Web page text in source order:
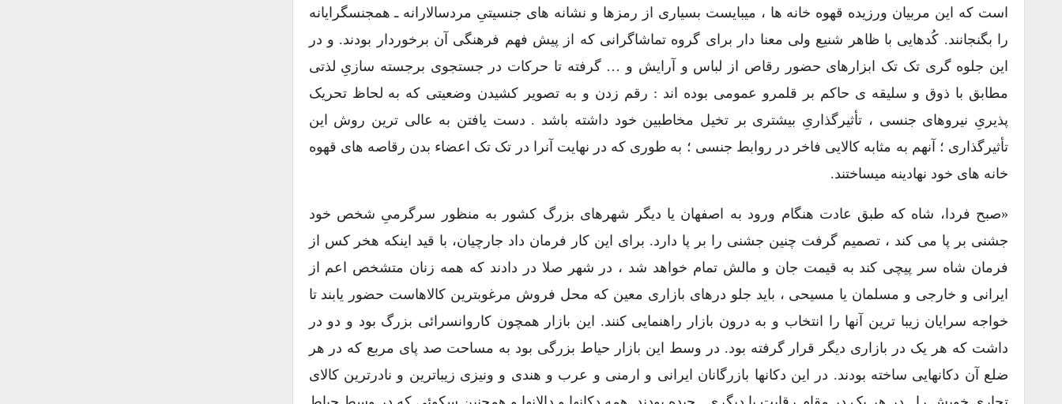
است که این مربیان ورزیده قهوه خانه ها ، میبایست بسیاری از رمزها و نشانه های جنسیتیِ مردسالارانه ـ همجنسگرایانه
را بگنجانند. کُدهایی با ظاهر شنیع ولی معنا دار برای گروه تماشاگرانی که از پیش فهم فرهنگی آن برخوردار بودند. و در
این جلوه گری تک تک ابزارهای حضور رقاص از لباس و آرایش و … گرفته تا حرکات در جستجوی برجسته سازیِ لذتی
مطابق با ذوق و سلیقه ی حاکم بر قلمرو عمومی بوده اند : رقم زدن و به تصویر کشیدن وضعیتی که به لحاظ تحریک
پذیریِ نیروهای جنسی ، تأثیرگذاریِ بیشتری بر تخیل مخاطبین خود داشته باشد . دست یافتن به عالی ترین روش این
تأثیرگذاری ؛ آنهم به مثابه کالایی فاخر در روابط جنسی ؛ به طوری که در نهایت آنرا در تک تک اعضاء بدن رقاصه های قهوه
خانه های خود نهادینه میساختند.
«صبح فردا، شاه که طبق عادت هنگام ورود به اصفهان یا دیگر شهرهای بزرگ کشور به منظور سرگرمیِ شخص خود
جشنی بر پا می کند ، تصمیم گرفت چنین جشنی را بر پا دارد. برای این کار فرمان داد جارچیان، با قید اینکه هخر کس از
فرمان شاه سر پیچی کند به قیمت جان و مالش تمام خواهد شد ، در شهر صلا در دادند که همه زنان متشخص اعم از
ایرانی و خارجی و مسلمان یا مسیحی ، باید جلو درهای بازاری معین که محل فروش مرغوبترین کالاهاست حضور یابند تا
خواجه سرایان زیبا ترین آنها را انتخاب و به درون بازار راهنمایی کنند. این بازار همچون کاروانسرائی بزرگ بود و دو در
داشت که هر یک در بازاری دیگر قرار گرفته بود. در وسط این بازار حیاط بزرگی بود به مساحت صد پای مربع که در هر
ضلع آن دکانهایی ساخته بودند. در این دکانها بازرگانان ایرانی و ارمنی و عرب و هندی و ونیزی زیباترین و نادرترین کالای